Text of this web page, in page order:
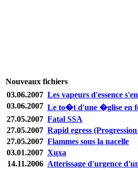
Nouveaux fichiers
03.06.2007 Les vapeurs d'essence
03.06.2007 Le to�t d'une �glise en
27.05.2007 Fatal SSA
27.05.2007 Rapid egress
27.05.2007 Flammes sous la nacelle
03.01.2007 Xuxa
14.11.2006 Atterissage d'urgence